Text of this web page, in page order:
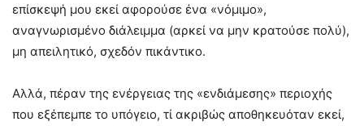
επίσκεψή μου εκεί αφορούσε ένα «νόμιμο»,
αναγνωρισμένο διάλειμμα (αρκεί να μην κρατούσε πολύ),
μη απειλητικό, σχεδόν πικάντικο.
Αλλά, πέραν της ενέργειας της «ενδιάμεσης» περιοχής
που εξέπεμπε το υπόγειο, τί ακριβώς αποθηκευόταν εκεί,